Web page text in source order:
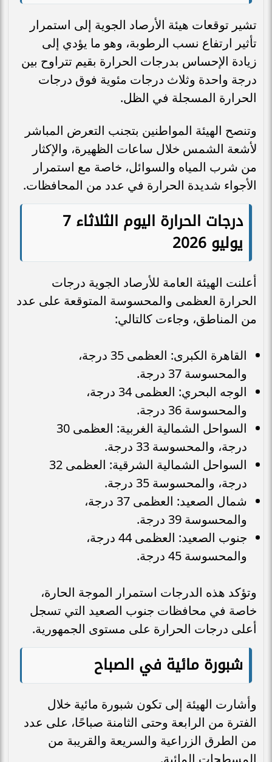
تشير توقعات هيئة الأرصاد الجوية إلى استمرار
تأثير ارتفاع نسب الرطوبة، وهو ما يؤدي إلى
زيادة الإحساس بدرجات الحرارة بقيم تتراوح بين
درجة واحدة وثلاث درجات مئوية فوق درجات
الحرارة المسجلة في الظل.
وتنصح الهيئة المواطنين بتجنب التعرض المباشر
لأشعة الشمس خلال ساعات الظهيرة، والإكثار
من شرب المياه والسوائل، خاصة مع استمرار
الأجواء شديدة الحرارة في عدد من المحافظات.
درجات الحرارة اليوم الثلاثاء 7
يوليو 2026
أعلنت الهيئة العامة للأرصاد الجوية درجات
الحرارة العظمى والمحسوسة المتوقعة على عدد
من المناطق، وجاءت كالتالي:
القاهرة الكبرى: العظمى 35 درجة،
والمحسوسة 37 درجة.
الوجه البحري: العظمى 34 درجة،
والمحسوسة 36 درجة.
السواحل الشمالية الغربية: العظمى 30
درجة، والمحسوسة 33 درجة.
السواحل الشمالية الشرقية: العظمى 32
درجة، والمحسوسة 35 درجة.
شمال الصعيد: العظمى 37 درجة،
والمحسوسة 39 درجة.
جنوب الصعيد: العظمى 44 درجة،
والمحسوسة 45 درجة.
وتؤكد هذه الدرجات استمرار الموجة الحارة،
خاصة في محافظات جنوب الصعيد التي تسجل
أعلى درجات الحرارة على مستوى الجمهورية.
شبورة مائية في الصباح
وأشارت الهيئة إلى تكون شبورة مائية خلال
الفترة من الرابعة وحتى الثامنة صباحًا، على عدد
من الطرق الزراعية والسريعة والقريبة من
المسطحات المائية.